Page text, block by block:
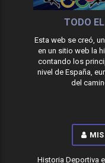
TODO
Esta web se creó,
en un sitio web la
contando los
nivel de España,
del
MIS
Historia Deportiva